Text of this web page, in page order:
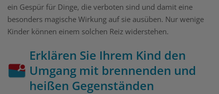
ein Gespür für Dinge, die verboten sind und damit eine
besonders magische Wirkung auf sie ausüben. Nur wenige
Kinder können einem solchen Reiz widerstehen.
Erklären Sie Ihrem Kind den
Umgang mit brennenden und
heißen Gegenständen